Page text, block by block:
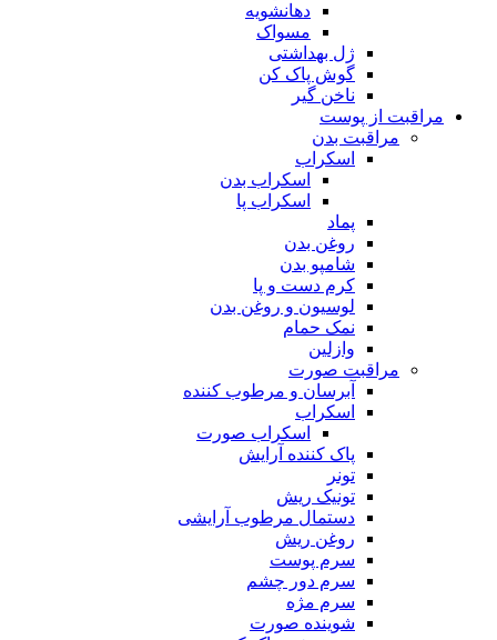
دهانشویه
مسواک
ژل بهداشتی
گوش پاک کن
ناخن گیر
مراقبت از پوست
مراقبت بدن
اسکراب
اسکراب بدن
اسکراب پا
پماد
روغن بدن
شامپو بدن
کرم دست و پا
لوسیون و روغن بدن
نمک حمام
وازلین
مراقبت صورت
آبرسان و مرطوب کننده
اسکراب
اسکراب صورت
پاک کننده آرایش
تونر
تونیک ریش
دستمال مرطوب آرایشی
روغن ریش
سرم پوست
سرم دور چشم
سرم مژه
شوینده صورت